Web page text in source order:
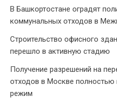
В Башкортостане оградят
коммунальных отходов в
Строительство офисного
перешло в активную стадию
Получение разрешений на
отходов в Москве полностью
режим